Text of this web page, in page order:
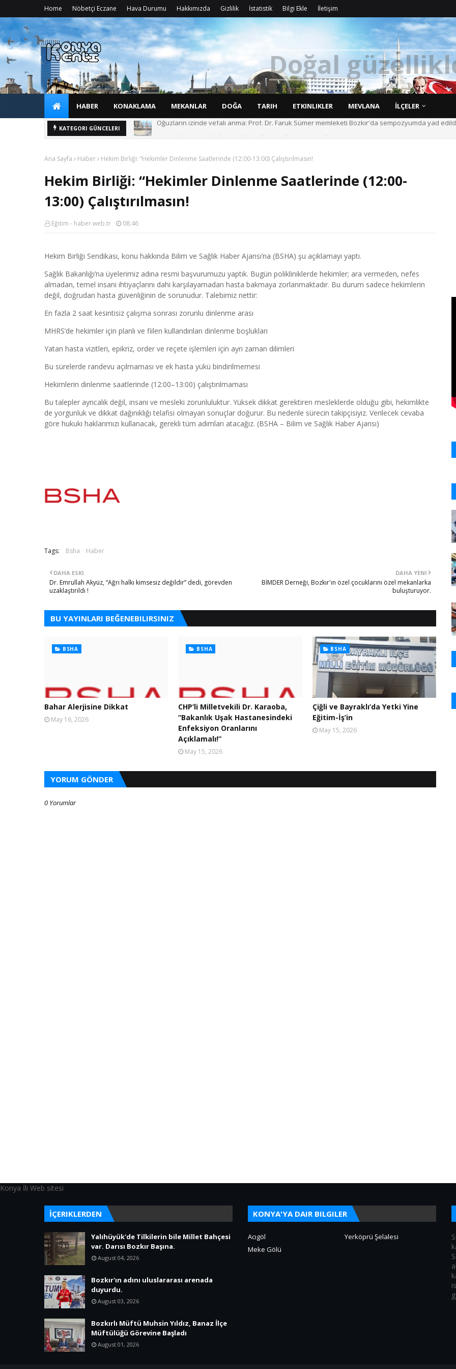
Home Nöbetçi Eczane Hava Durumu Hakkımızda Gizlilik İstatistik Bilgi Ekle İletişim
Doğal güzellikl
HABER KONAKLAMA MEKANLAR DOĞA TARIH ETKINLIKLER MEVLANA İLÇELER
KATEGORI GÜNCELERI
Oğuzların izinde vefalı anma: Prof. Dr. Faruk Sümer memleketi Bozkır'da sempozyumda yad edildi.
Kaymakam ve Belediye Baskanindan ortak istisare toplantısı ve pazar ziyareti.
Ana Sayfa Haber Hekim Birliği: “Hekimler Dinlenme Saatlerinde (12:00-13:00) Çalıştırılmasın!
Hekim Birliği: “Hekimler Dinlenme Saatlerinde (12:00-
13:00) Çalıştırılmasın!
Eğitim - haber.web.tr 08:46
Hekim Birliği Sendikası, konu hakkında Bilim ve Sağlık Haber Ajansı’na (BSHA) şu açıklamayı yaptı.
Sağlık Bakanlığı’na üyelerimiz adına resmi başvurumuzu yaptık. Bugün polikliniklerde hekimler; ara vermeden, nefes
almadan, temel insani ihtiyaçlarını dahi karşılayamadan hasta bakmaya zorlanmaktadır. Bu durum sadece hekimlerin
değil, doğrudan hasta güvenliğinin de sorunudur. Talebimiz nettir:
En fazla 2 saat kesintisiz çalışma sonrası zorunlu dinlenme arası
MHRS’de hekimler için planlı ve fiilen kullandırılan dinlenme boşlukları
Yatan hasta vizitleri, epikriz, order ve reçete işlemleri için ayrı zaman dilimleri
Bu sürelerde randevu açılmaması ve ek hasta yükü bindirilmemesi
Hekimlerin dinlenme saatlerinde (12:00–13:00) çalıştırılmaması
Bu talepler ayrıcalık değil, insani ve mesleki zorunluluktur. Yüksek dikkat gerektiren mesleklerde olduğu gibi, hekimlikte
de yorgunluk ve dikkat dağınıklığı telafisi olmayan sonuçlar doğurur. Bu nedenle sürecin takipçisiyiz. Verilecek cevaba
göre hukuki haklarımızı kullanacak, gerekli tüm adımları atacağız. (BSHA – Bilim ve Sağlık Haber Ajansı)
Tags: Bsha Haber
DAHA YENI
BİMDER Derneği, Bozkır'ın özel çocuklarını özel mekanlarka
buluşturuyor.
DAHA ESKI
Dr. Emrullah Akyüz, “Ağrı halkı kimsesiz değildir” dedi, görevden
uzaklaştırıldı !
BU YAYINLARI BEĞENEBILIRSINIZ
BSHA
Bahar Alerjisine Dikkat
May 16, 2026
BSHA
CHP’li Milletvekili Dr. Karaoba,
“Bakanlık Uşak Hastanesindeki
Enfeksiyon Oranlarını
Açıklamalı!”
May 15, 2026
BSHA
Çiğli ve Bayraklı’da Yetki Yine
Eğitim-İş’in
May 15, 2026
YORUM GÖNDER
0 Yorumlar
Konya İli Web sitesi
İÇERIKLERDEN
Yalıhüyük'de Tilkilerin bile Millet Bahçesi
var. Darısı Bozkır Başına.
August 04, 2026
Bozkır'ın adını uluslararası arenada
duyurdu.
August 03, 2026
Bozkırlı Müftü Muhsin Yıldız, Banaz İlçe
Müftülüğü Görevine Başladı
August 01, 2026
KONYA'YA DAIR BILGILER
Acıgöl
Yerköprü Şelalesi
Meke Gölü